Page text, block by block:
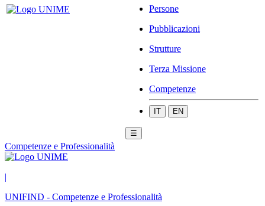
Persone
Pubblicazioni
Strutture
Terza Missione
Competenze
IT EN
☰
Competenze e Professionalità
|
UNIFIND - Competenze e Professionalità